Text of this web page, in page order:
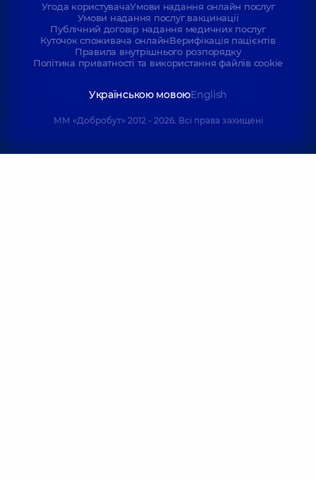
Угода користувачаУмови надання онлайн послуг
Умови надання послуг вакцинації
Публічний договір надання медичних послуг
Куточок споживача онлайнВерифікація пацієнтів
Правила внутрішнього розпорядку
Політика приватності та використання файлів cookie
Українською мовоюEnglish
ММ «Добробут» 2012 - 2026. Всі права захищені